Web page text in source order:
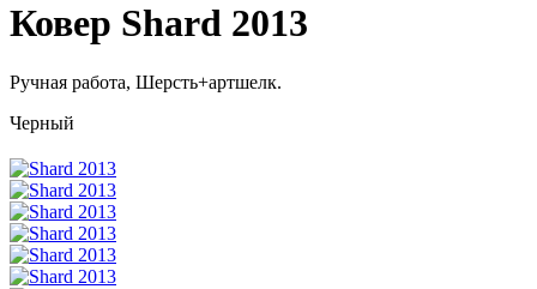
Ковер Shard 2013
Ручная работа, Шерсть+артшелк.
Черный